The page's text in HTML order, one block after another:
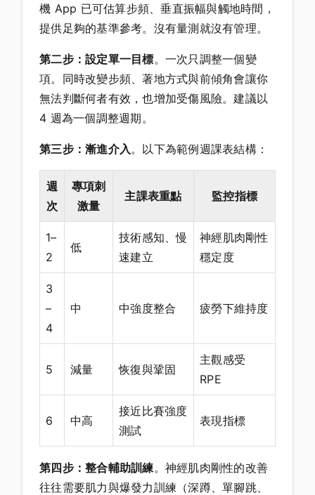
機 App 已可估算步頻、垂直振幅與觸地時間，
提供足夠的基準參考。沒有量測就沒有管理。
第二步：設定單一目標。一次只調整一個變
項。同時改變步頻、著地方式與前傾角會讓你
無法判斷何者有效，也增加受傷風險。建議以
4 週為一個調整週期。
第三步：漸進介入 。以下為範例週課表結構：
週
次
專項刺
激量
主課表重點 監控指標
1–
2
低
技術感知、慢
速建立
神經肌肉剛性
穩定度
3
–
4
中 中強度整合 疲勞下維持度
5 減量 恢復與鞏固
主觀感受
RPE
6 中高
接近比賽強度
測試
表現指標
第四步：整合輔助訓練。神經肌肉剛性的改善
往往需要肌力與爆發力訓練（深蹲、單腳跳、